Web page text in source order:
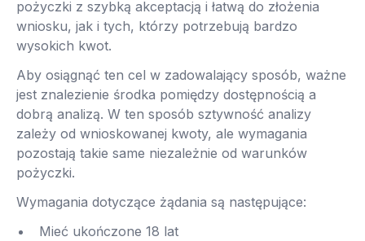
pożyczki z szybką akceptacją i łatwą do złożenia
wniosku, jak i tych, którzy potrzebują bardzo
wysokich kwot.
Aby osiągnąć ten cel w zadowalający sposób, ważne
jest znalezienie środka pomiędzy dostępnością a
dobrą analizą. W ten sposób sztywność analizy
zależy od wnioskowanej kwoty, ale wymagania
pozostają takie same niezależnie od warunków
pożyczki.
Wymagania dotyczące żądania są następujące:
Mieć ukończone 18 lat